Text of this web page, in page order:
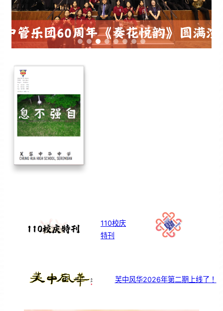
110校庆
特刊
芙中风华2026年第二期上线了！